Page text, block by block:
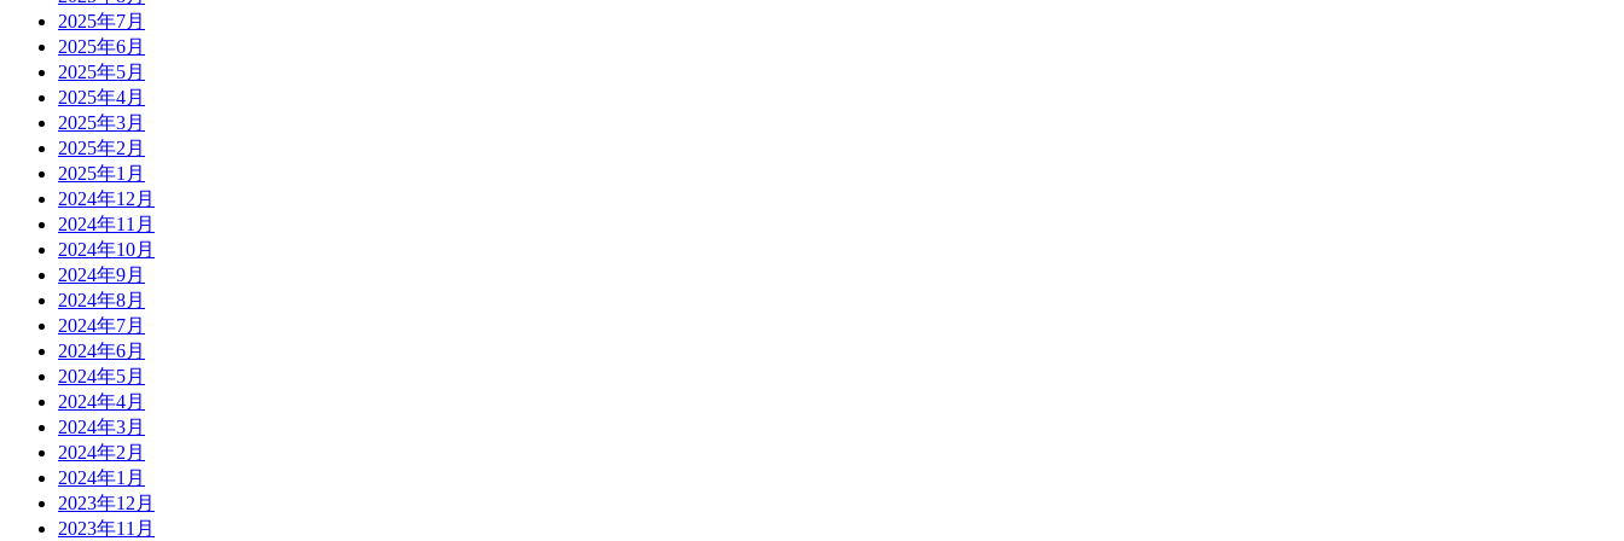
2025年7月
2025年6月
2025年5月
2025年4月
2025年3月
2025年2月
2025年1月
2024年12月
2024年11月
2024年10月
2024年9月
2024年8月
2024年7月
2024年6月
2024年5月
2024年4月
2024年3月
2024年2月
2024年1月
2023年12月
2023年11月